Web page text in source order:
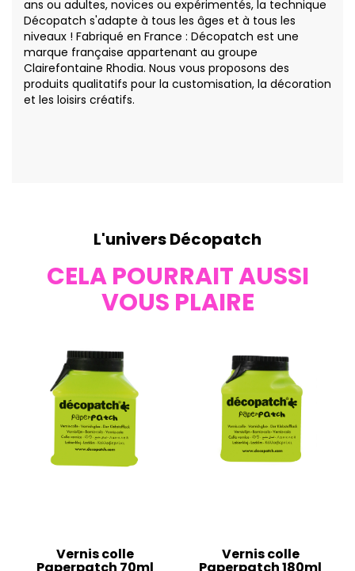
ans ou adultes, novices ou expérimentés, la technique
Décopatch s'adapte à tous les âges et à tous les
niveaux ! Fabriqué en France : Décopatch est une
marque française appartenant au groupe
Clairefontaine Rhodia. Nous vous proposons des
produits qualitatifs pour la customisation, la décoration
et les loisirs créatifs.
L'univers Décopatch
CELA POURRAIT AUSSI
VOUS PLAIRE
Vernis colle Vernis colle